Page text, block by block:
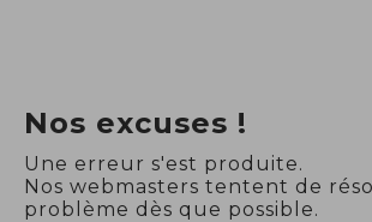
Nos excuses !
Une erreur s'est produite.
Nos webmasters tentent de
problème dès que possible.